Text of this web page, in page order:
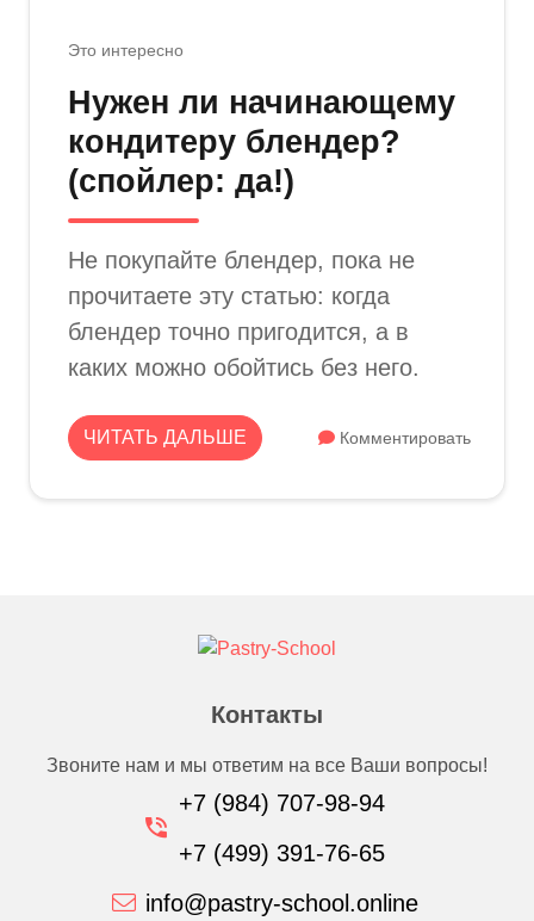
Это интересно
Нужен ли начинающему
кондитеру блендер?
(спойлер: да!)
Не покупайте блендер, пока не
прочитаете эту статью: когда
блендер точно пригодится, а в
каких можно обойтись без него.
ЧИТАТЬ ДАЛЬШЕ Комментировать
Контакты
Звоните нам и мы ответим на все Ваши вопросы!
+7 (984) 707-98-94
+7 (499) 391-76-65
info@pastry-school.online